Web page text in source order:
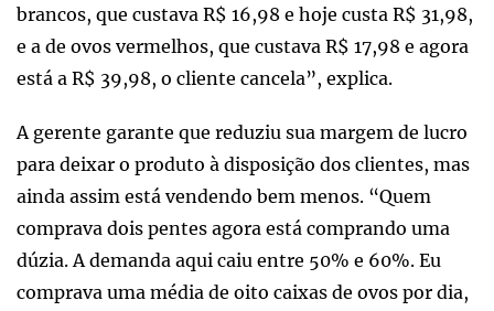
brancos, que custava R$ 16,98 e hoje custa R$ 31,98,
e a de ovos vermelhos, que custava R$ 17,98 e agora
está a R$ 39,98, o cliente cancela”, explica.
A gerente garante que reduziu sua margem de lucro
para deixar o produto à disposição dos clientes, mas
ainda assim está vendendo bem menos. “Quem
comprava dois pentes agora está comprando uma
dúzia. A demanda aqui caiu entre 50% e 60%. Eu
comprava uma média de oito caixas de ovos por dia,